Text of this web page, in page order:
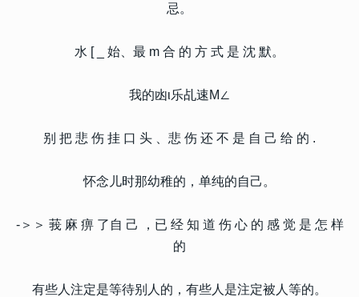
忌。
水 [ _ 始、最 m 合 的 方 式 是 沈 默。
我的凼ι乐乩速M∠
别 把 悲 伤 挂 口 头 、悲 伤 还 不 是 自 己 给 的 .
怀念儿时那幼稚的，单纯的自己。
-＞＞ 莪 麻 痹 了自 己 ，已 经 知 道 伤 心 的 感 觉 是 怎 样
的
有些人注定是等待别人的，有些人是注定被人等的。